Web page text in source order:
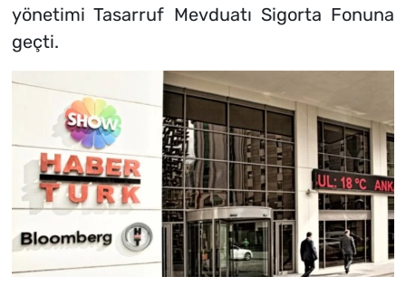
yönetimi Tasarruf Mevduatı Sigorta Fonuna
geçti.